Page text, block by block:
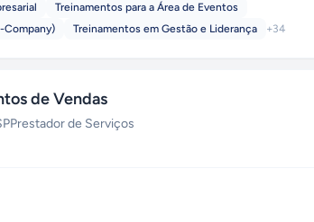
Treinamentos para a Área de Eventos
Company)
Treinamentos em Gestão e Liderança +34
de Vendas
Prestador de Serviços